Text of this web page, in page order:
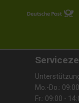
Mo.-Do.:
Fr.: 09:00 -